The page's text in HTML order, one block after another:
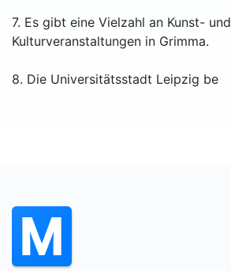
7. Es gibt eine Vielzahl an Kunst- und
Kulturveranstaltungen in Grimma.
8. Die Universitätsstadt Leipzig be